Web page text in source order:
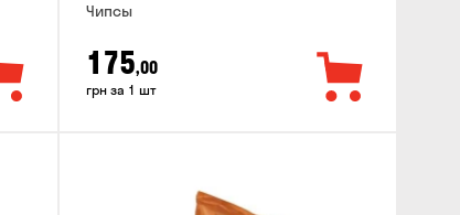
Чипсы
175,00
грн за 1 шт